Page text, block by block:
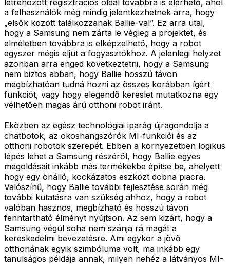
a felhasználók még mindig jelentkezhetnek arra, hogy
„elsők között találkozzanak Ballie-val”. Ez arra utal,
hogy a Samsung nem zárta le végleg a projektet, és
elméletben továbbra is elképzelhető, hogy a robot
egyszer mégis eljut a fogyasztókhoz. A jelenlegi helyzet
azonban arra enged következtetni, hogy a Samsung
nem biztos abban, hogy Ballie hosszú távon
megbízhatóan tudná hozni az összes korábban ígért
funkciót, vagy hogy elegendő kereslet mutatkozna egy
vélhetően magas árú otthoni robot iránt.
Eközben az egész technológiai iparág újragondolja a
chatbotok, az okoshangszórók MI-funkciói és az
otthoni robotok szerepét. Ebben a környezetben logikus
lépés lehet a Samsung részéről, hogy Ballie egyes
megoldásait inkább más termékekbe építse be, ahelyett
hogy egy önálló, kockázatos eszközt dobna piacra.
Valószínű, hogy Ballie további fejlesztése során még
további kutatásra van szükség ahhoz, hogy a robot
valóban hasznos, megbízható és hosszú távon
fenntartható élményt nyújtson. Az sem kizárt, hogy a
Samsung végül soha nem szánja rá magát a
kereskedelmi bevezetésre. Ami egykor a jövő
otthonának egyik szimbóluma volt, ma inkább egy
tanulságos példája annak, milyen nehéz a látványos MI-